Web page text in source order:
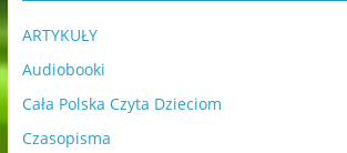
ARTYKUŁY
Audiobooki
Cała Polska Czyta Dzieciom
Czasopisma